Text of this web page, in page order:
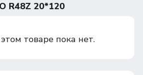
R48Z 20*120
товаре пока нет.